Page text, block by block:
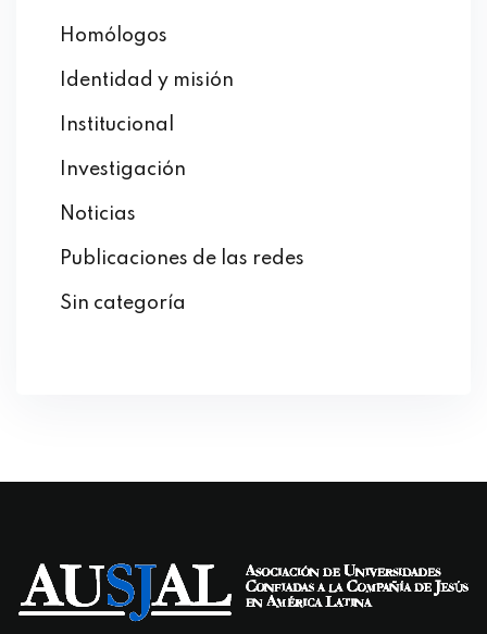
Homólogos
Identidad y misión
Institucional
Investigación
Noticias
Publicaciones de las redes
Sin categoría